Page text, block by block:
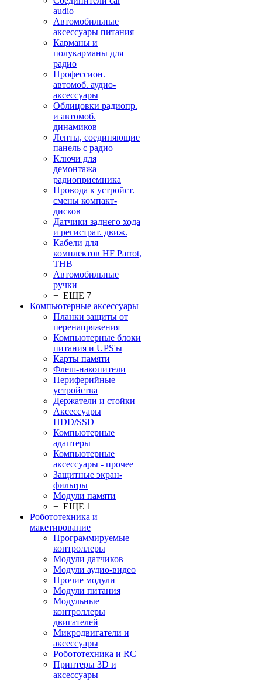
audio
Автомобильные
аксессуары питания
Карманы и
полукарманы для
радио
Профессион.
автомоб. аудио-
аксессуары
Облицовки радиопр.
и автомоб.
динамиков
Ленты, соединяющие
панель с радио
Ключи для
демонтажа
радиоприемника
Провода к устройст.
смены компакт-
дисков
Датчики заднего хода
и регистрат. движ.
Кабели для
комплектов HF Parrot,
THB
Автомобильные
ручки
+ ЕЩЕ 7
Компьютерные аксессуары
Планки защиты от
перенапряжения
Компьютерные блоки
питания и UPS'ы
Карты памяти
Флеш-накопители
Периферийные
устройства
Держатели и стойки
Аксессуары
HDD/SSD
Компьютерные
адаптеры
Компьютерные
аксессуары - прочее
Защитные экран-
фильтры
Модули памяти
+ ЕЩЕ 1
Робототехника и
макетирование
Программируемые
контроллеры
Модули датчиков
Модули аудио-видео
Прочие модули
Модули питания
Модульные
контроллеры
двигателей
Микродвигатели и
аксессуары
Робототехника и RC
Принтеры 3D и
аксессуары